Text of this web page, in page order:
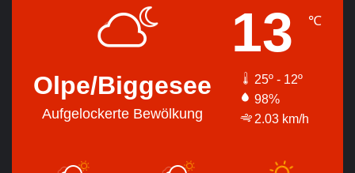
Olpe/Biggesee
Aufgelockerte Bewölkung
13 ℃
25º - 12º
98%
2.03 km/h